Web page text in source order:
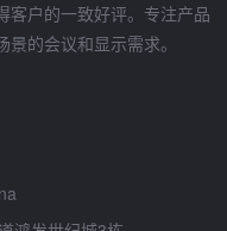
客户的一致好评。专注产品
的会议和显示需求。